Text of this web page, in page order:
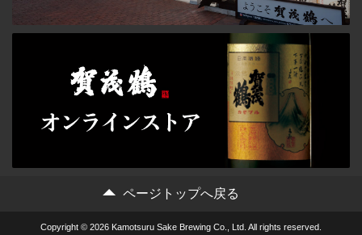
ページトップへ戻る
Copyright © 2026 Kamotsuru Sake Brewing Co., Ltd. All rights reserved.